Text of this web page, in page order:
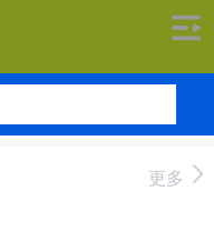
更多